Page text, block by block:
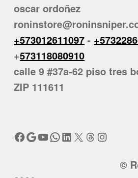
oscar ordoñez
+573012611097 -
+573118080910
calle 9 #37a-62 piso tres
ZIP 111611
Facebook
Google
YouTube
WhatsApp
LinkedIn
X Threads
©